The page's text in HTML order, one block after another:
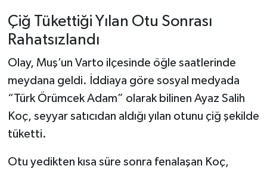
Çiğ Tükettiği Yılan Otu Sonrası
Rahatsızlandı
Olay, Muş’un Varto ilçesinde öğle saatlerinde
meydana geldi. İddiaya göre sosyal medyada
“Türk Örümcek Adam” olarak bilinen Ayaz Salih
Koç, seyyar satıcıdan aldığı yılan otunu çiğ şekilde
tüketti.
Otu yedikten kısa süre sonra fenalaşan Koç,